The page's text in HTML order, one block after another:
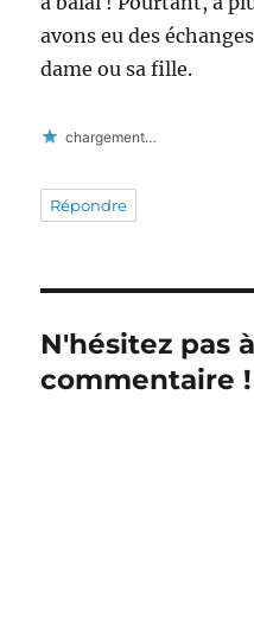
avons eu des
dame ou sa fille.
chargement…
Répondre
N'hésitez pas
commentaire